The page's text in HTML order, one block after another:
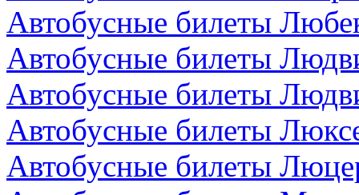
Автобусные билеты
Автобусные билеты
Автобусные билеты
Автобусные билеты
Автобусные билеты